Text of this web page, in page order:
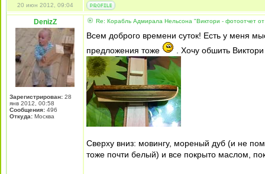
20 июн 2012, 09:04
DenizZ
Зарегистрирован: 28
янв 2012, 00:58
Сообщения: 496
Откуда: Москва
Re: Корабль Адмирала Нельсона "Виктори - фотоотчет от
Всем доброго времени суток! Есть у меня
предложения тоже
. Хочу обшить
Сверху вниз: мовингу, мореный дуб (и не
тоже почти белый) и все покрыто маслом,